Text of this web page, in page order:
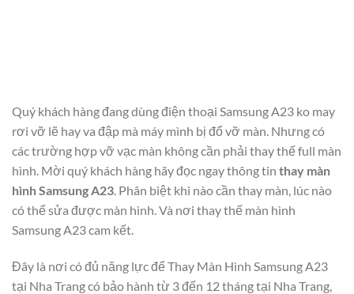
Quý khách hàng đang dùng điện thoại Samsung A23 ko may
rơi vỡ lẽ hay va đập mà máy mình bị đổ vỡ màn. Nhưng có
các trường hợp vỡ vạc màn không cần phải thay thế full màn
hình. Mời quý khách hàng hãy đọc ngay thông tin thay màn
hình Samsung A23 . Phân biệt khi nào cần thay màn, lúc nào
có thể sửa được màn hình. Và nơi thay thế màn hình
Samsung A23 cam kết.
Đây là nơi có đủ năng lực để Thay Màn Hình Samsung A23
tại Nha Trang có bảo hành từ 3 đến 12 tháng tại Nha Trang,